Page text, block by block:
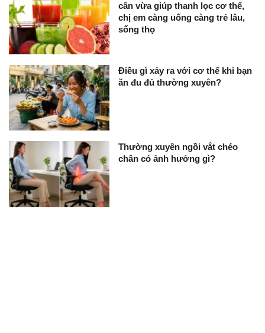
cân vừa giúp thanh lọc cơ thể,
chị em càng uống càng trẻ lâu,
sống thọ
Điều gì xảy ra với cơ thể khi bạn
ăn đu đủ thường xuyên?
Thường xuyên ngồi vắt chéo
chân có ảnh hưởng gì?